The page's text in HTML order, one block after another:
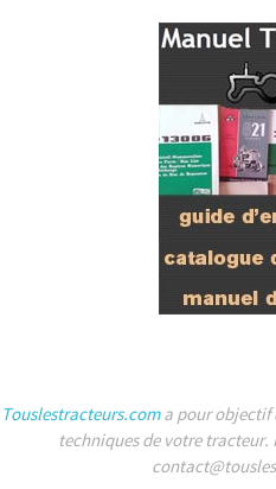
Touslestracteurs.coma pour objectif
techniques de votre